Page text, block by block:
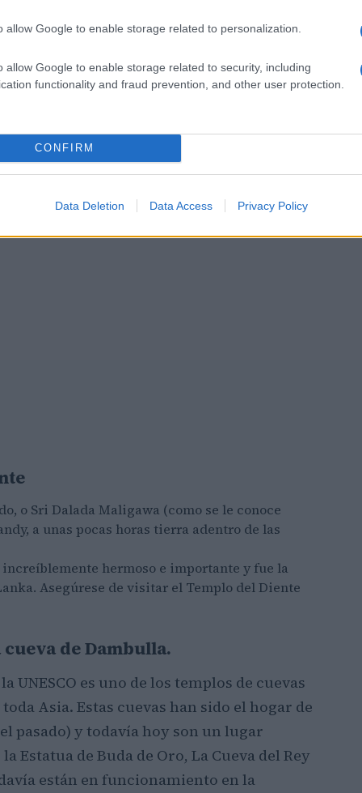
allow Google to enable storage related to personalization.
allow Google to enable storage related to security, including
functionality and fraud prevention, and other user protection.
CONFIRM
Data Deletion Data Access Privacy Policy
las grandes multitudes y el sol del
de la mañana o más tarde por la tarde,
solar alto.
de los sitios más mágicos de todo Sri
o Sri Dalada Maligawa (como se le conoce
a unas pocas horas tierra adentro de las
hermoso e importante y fue la
Asegúrese de visitar el Templo del Diente
de Dambulla.
es uno de los templos de cuevas
Asia. Estas cuevas han sido el hogar de
pasado) y todavía hoy son un lugar
Estatua de Buda de Oro, La Cueva del Rey
están en funcionamiento en la